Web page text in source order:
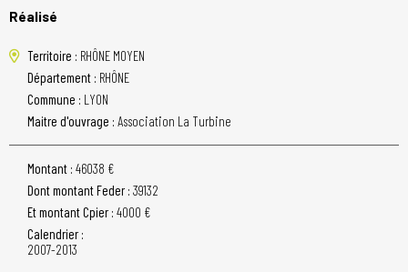
Réalisé
Territoire : RHÔNE MOYEN
Département : RHÔNE
Commune : LYON
Maitre d'ouvrage : Association La Turbine
Montant : 46038 €
Dont montant Feder : 39132
Et montant Cpier : 4000 €
Calendrier :
2007-2013